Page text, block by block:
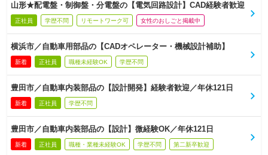
山形★配電盤・制御盤・分電盤の【電気回路設計】CAD経験者歓迎
正社員 学歴不問 リモートワーク可 女性のおしごと掲載中
横浜市／自動車用部品の【CADオペレーター・機械設計補助】
新着 正社員 職種未経験OK 学歴不問
豊田市／自動車内装部品の【設計開発】経験者歓迎／年休121日
新着 正社員 学歴不問
豊田市／自動車内装部品の【設計】微経験OK／年休121日
新着 正社員 職種・業種未経験OK 学歴不問 第二新卒歓迎